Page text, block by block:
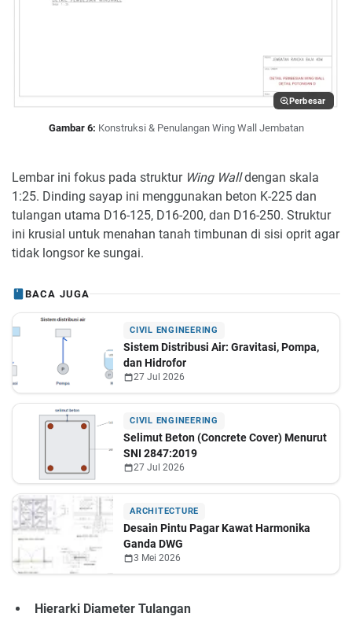
Perbesar
Gambar 6: Konstruksi & Penulangan Wing Wall Jembatan
Lembar ini fokus pada struktur Wing Walldengan skala
1:25. Dinding sayap ini menggunakan beton K-225 dan
tulangan utama D16-125, D16-200, dan D16-250. Struktur
ini krusial untuk menahan tanah timbunan di sisi oprit agar
tidak longsor ke sungai.
BACA JUGA
CIVIL ENGINEERING
Sistem Distribusi Air: Gravitasi, Pompa,
dan Hidrofor
27 Jul 2026
CIVIL ENGINEERING
Selimut Beton (Concrete Cover) Menurut
SNI 2847:2019
27 Jul 2026
ARCHITECTURE
Desain Pintu Pagar Kawat Harmonika
Ganda DWG
3 Mei 2026
Hierarki Diameter Tulangan